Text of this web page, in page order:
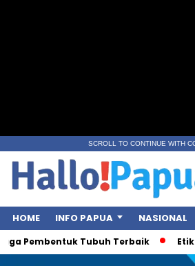
SCROLL TO CONTINUE WITH
HOME INFO PAPUA NASIONAL
Pembentuk Tubuh Terbaik